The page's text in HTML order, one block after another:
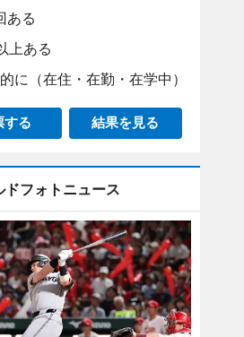
ある
上ある
に（在住・在勤・在学中）
する 結果を見る
ドフォトニュース